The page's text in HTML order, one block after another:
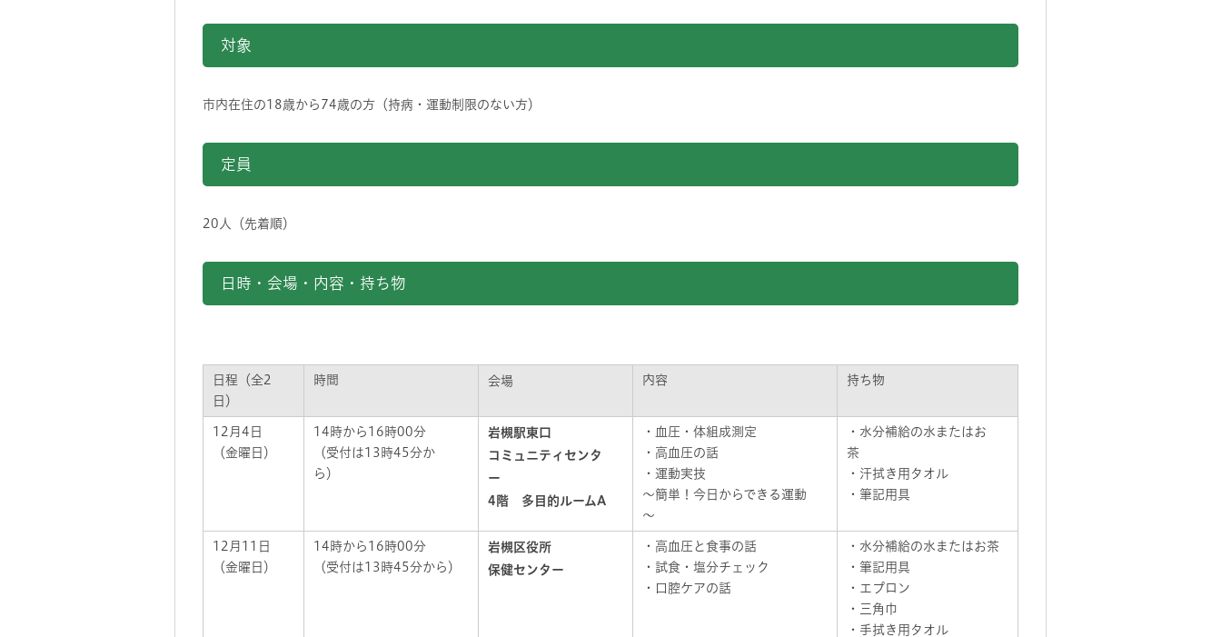
対象
市内在住の18歳から74歳の方（持病・運動制限のない方）
定員
20人（先着順）
日時・会場・内容・持ち物
日程（全2
日）
時間 会場 内容 持ち物
12月4日
（金曜日）
14時から16時00分
（受付は13時45分か
ら）
岩槻駅東口
コミュニティセンタ
ー
4階 多目的ルームA
・血圧・体組成測定
・高血圧の話
・運動実技
～簡単！今日からできる運動
～
・水分補給の水またはお
茶
・汗拭き用タオル
・筆記用具
12月11日
（金曜日）
14時から16時00分
（受付は13時45分から）
岩槻区役所
保健センター
・高血圧と食事の話
・試食・塩分チェック
・口腔ケアの話
・水分補給の水またはお茶
・筆記用具
・エプロン
・三角巾
・手拭き用タオル